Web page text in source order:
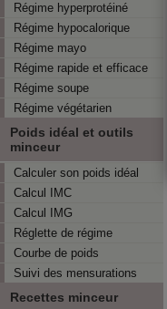
Régime hyperprotéiné
Régime hypocalorique
Régime mayo
Régime rapide et efficace
Régime soupe
Régime végétarien
Poids idéal et outils
minceur
Calculer son poids idéal
Calcul IMC
Calcul IMG
Réglette de régime
Courbe de poids
Suivi des mensurations
Recettes minceur